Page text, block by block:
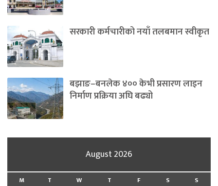
सरकारी कर्मचारीको नयाँ तलबमान स्वीकृत
बझाङ–बनलेक ४०० केभी प्रसारण लाइन
निर्माण प्रक्रिया अघि बढ्यो
August 2026
M T W T F S
S